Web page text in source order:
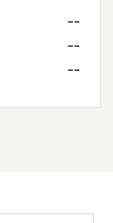
--
--
--